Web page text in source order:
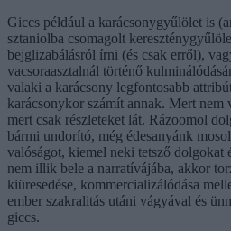
Giccs például a karácsonygyűlölet is
sztaniolba csomagolt
bejglizabálásról írni (és csak erről),
vacsoraasztalnál történő
valaki a karácsony legfontosabb
karácsonykor számít annak. Mert nem
mert csak részleteket lát. Rázoomol
bármi undorító, még édesanyánk
valóságot, kiemel neki tetsző dolgokat
nem illik bele a narratívájába, akkor
kiüresedése, kommercializálódása
ember szakralitás utáni vágyával és
giccs.